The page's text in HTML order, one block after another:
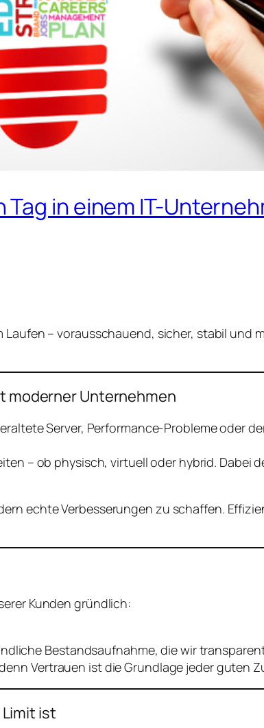
in einem IT-
– vorausschauend, sicher, stabil und
moderner Unternehmen
Server, Performance-Probleme oder
– ob physisch, virtuell oder hybrid. Dabei
echte Verbesserungen zu schaffen.
Kunden gründlich:
Bestandsaufnahme, die wir
Vertrauen ist die Grundlage jeder guten
ist